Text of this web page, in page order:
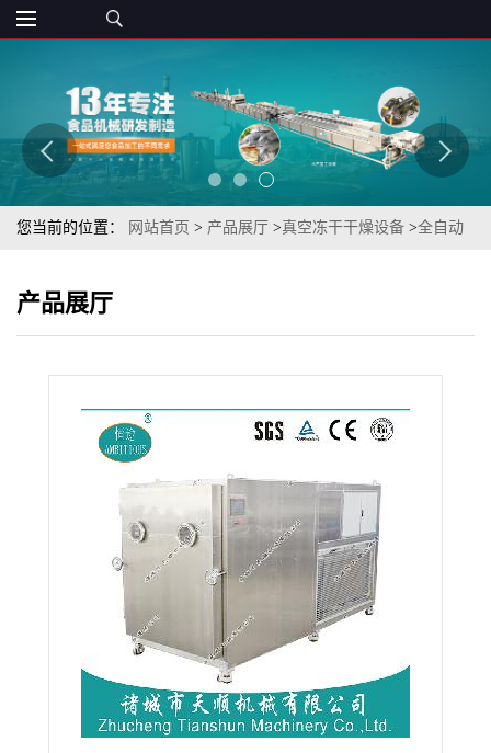
您当前的位置： 网站首页 > 产品展厅 >真空冻干干燥设备 >全自动
产品展厅